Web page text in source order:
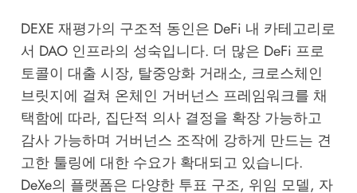
DEXE 재평가의 구조적 동인은 DeFi 내 카테고리로
서 DAO 인프라의 성숙입니다. 더 많은 DeFi 프로
토콜이 대출 시장, 탈중앙화 거래소, 크로스체인
브릿지에 걸쳐 온체인 거버넌스 프레임워크를 채
택함에 따라, 집단적 의사 결정을 확장 가능하고
감사 가능하며 거버넌스 조작에 강하게 만드는 견
고한 툴링에 대한 수요가 확대되고 있습니다.
DeXe의 플랫폼은 다양한 투표 구조, 위임 모델, 자